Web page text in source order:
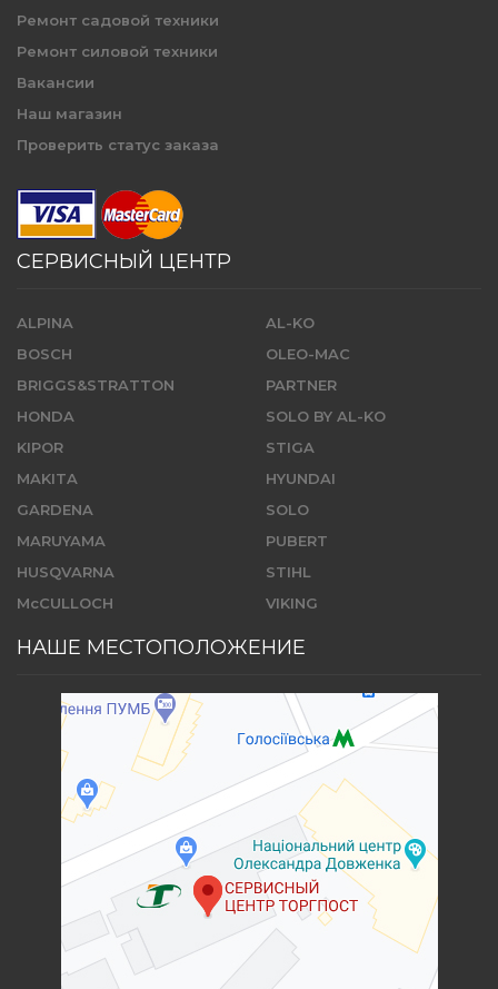
Ремонт садовой техники
Ремонт силовой техники
Вакансии
Наш магазин
Проверить статус заказа
СЕРВИСНЫЙ ЦЕНТР
ALPINA
BOSCH
BRIGGS&STRATTON
HONDA
KIPOR
MAKITA
GARDENA
MARUYAMA
HUSQVARNA
McCULLOCH
AL-KO
OLEO-MAC
PARTNER
SOLO BY AL-KO
STIGA
HYUNDAI
SOLO
PUBERT
STIHL
VIKING
НАШЕ МЕСТОПОЛОЖЕНИЕ